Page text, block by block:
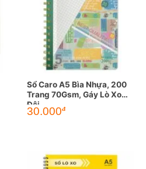
Sổ Caro A5 Bìa Nhựa, 200
Trang 70Gsm, Gáy Lò Xo
Đôi
30.000đ